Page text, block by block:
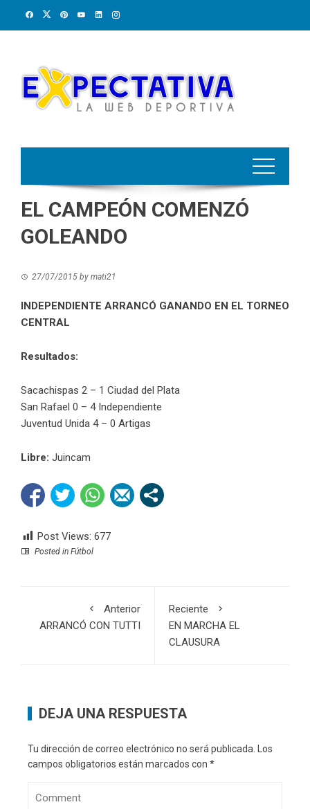
EL CAMPEÓN COMENZÓ
GOLEANDO
27/07/2015 by mati21
INDEPENDIENTE ARRANCÓ GANANDO EN EL TORNEO
CENTRAL
Resultados:
Sacachispas 2 – 1 Ciudad del Plata
San Rafael 0 – 4 Independiente
Juventud Unida 4 – 0 Artigas
Libre: Juincam
Post Views: 677
Posted in Fútbol
Anterior
ARRANCÓ CON TUTTI
Reciente
EN MARCHA EL
CLAUSURA
DEJA UNA RESPUESTA
Tu dirección de correo electrónico no será publicada. Los
campos obligatorios están marcados con *